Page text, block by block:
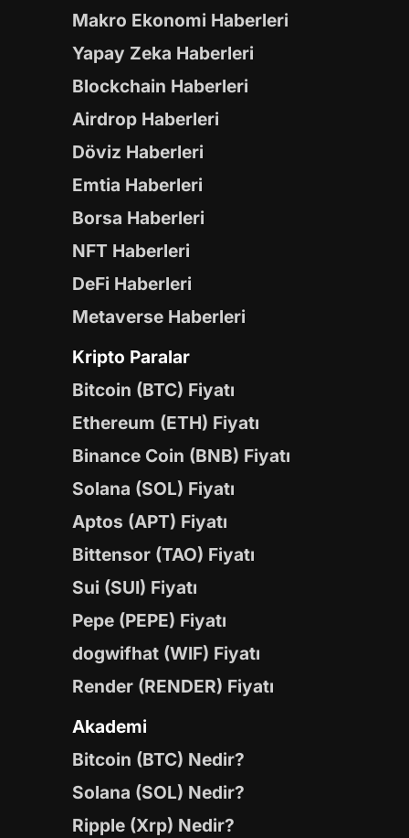
Makro Ekonomi Haberleri
Yapay Zeka Haberleri
Blockchain Haberleri
Airdrop Haberleri
Döviz Haberleri
Emtia Haberleri
Borsa Haberleri
NFT Haberleri
DeFi Haberleri
Metaverse Haberleri
Kripto Paralar
Bitcoin (BTC) Fiyatı
Ethereum (ETH) Fiyatı
Binance Coin (BNB) Fiyatı
Solana (SOL) Fiyatı
Aptos (APT) Fiyatı
Bittensor (TAO) Fiyatı
Sui (SUI) Fiyatı
Pepe (PEPE) Fiyatı
dogwifhat (WIF) Fiyatı
Render (RENDER) Fiyatı
Akademi
Bitcoin (BTC) Nedir?
Solana (SOL) Nedir?
Ripple (Xrp) Nedir?